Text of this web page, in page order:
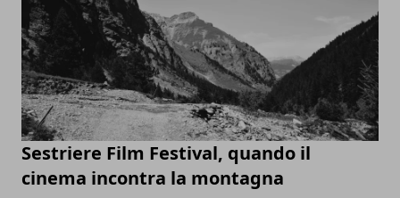
Sestriere Film Festival, quando il
cinema incontra la montagna